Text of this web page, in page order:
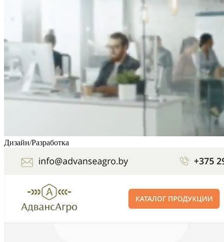
Дизайн/Разработка